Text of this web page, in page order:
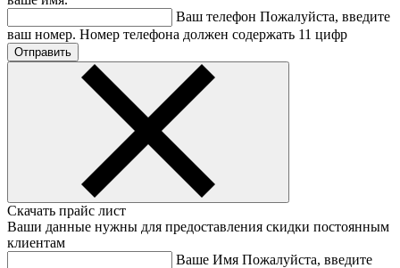
Ваш телефон Пожалуйста, введите
ваш номер. Номер телефона должен содержать 11 цифр
Скачать прайс лист
Ваши данные нужны для предоставления скидки постоянным
клиентам
Ваше Имя Пожалуйста, введите